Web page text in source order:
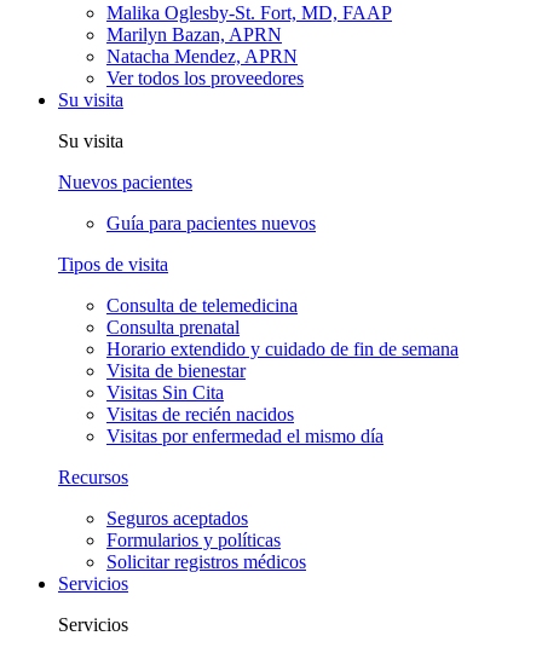
Malika Oglesby-St. Fort, MD, FAAP
Marilyn Bazan, APRN
Natacha Mendez, APRN
Ver todos los proveedores
Su visita
Su visita
Nuevos pacientes
Guía para pacientes nuevos
Tipos de visita
Consulta de telemedicina
Consulta prenatal
Horario extendido y cuidado de fin de semana
Visita de bienestar
Visitas Sin Cita
Visitas de recién nacidos
Visitas por enfermedad el mismo día
Recursos
Seguros aceptados
Formularios y políticas
Solicitar registros médicos
Servicios
Servicios